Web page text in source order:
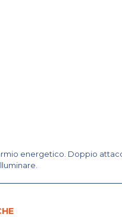
energetico. Doppio